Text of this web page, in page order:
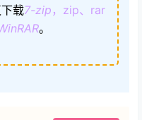
载7-zip ，zip、rar
。